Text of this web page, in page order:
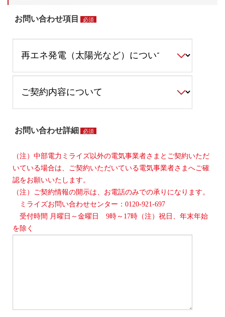
お問い合わせ項目 必須
お問い合わせ詳細 必須
（注）中部電力ミライズ以外の電気事業者さまとご契約いただ
いている場合は、ご契約いただいている電気事業者さまへご確
認をお願いいたします。
（注）ご契約情報の開示は、お電話のみでの承りになります。
ミライズお問い合わせセンター：0120-921-697
受付時間 月曜日～金曜日 9時～17時（注）祝日、年末年始
を除く